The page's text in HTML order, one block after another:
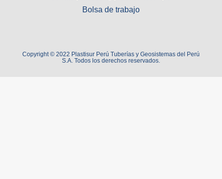
Bolsa de trabajo
Copyright © 2022 Plastisur Perú Tuberías y Geosistemas del Perú
S.A. Todos los derechos reservados.